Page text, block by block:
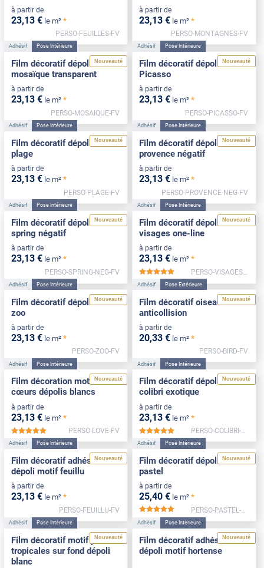
à partir de
23,13 € le m² *
PERSO-FEUILLES-FV
à partir de
23,13 € le m² *
PERSO-MONTAGNES-FV
Nouveauté
Adhésif Pose Intérieure
Film décoratif dépoli motif
mosaïque transparent
à partir de
23,13 € le m² *
PERSO-MOSAIQUE-FV
Nouveauté
Adhésif Pose Intérieure
Film décoratif dépoli motif
Picasso
à partir de
23,13 € le m² *
PERSO-PICASSO-FV
Nouveauté
Adhésif Pose Intérieure
Film décoratif dépoli motif
plage
à partir de
23,13 € le m² *
PERSO-PLAGE-FV
Nouveauté
Adhésif Pose Intérieure
Film décoratif dépoli motif
provence négatif
à partir de
23,13 € le m² *
PERSO-PROVENCE-NEG-FV
Nouveauté
Adhésif Pose Intérieure
Film décoratif dépoli motif
spring négatif
à partir de
23,13 € le m² *
PERSO-SPRING-NEG-FV
Nouveauté
Adhésif Pose Intérieure
Film décoratif dépoli motif
visages one-line
à partir de
23,13 € le m² *
*****
Nouveauté
Adhésif Pose Intérieure
Film décoratif dépoli motif
zoo
à partir de
23,13 € le m² *
PERSO-ZOO-FV
Nouveauté
Adhésif Pose Extérieure
Film décoratif oiseaux
anticollision
à partir de
20,33 € le m² *
PERSO-BIRD-FV
Nouveauté
Adhésif Pose Intérieure
Film décoration motif
cœurs dépolis blancs
à partir de
23,13 € le m² *
*****
PERSO-LOVE-FV
Nouveauté
Adhésif Pose Intérieure
Film décoratif dépoli motif
colibri exotique
à partir de
23,13 € le m² *
*****
PERSO-COLIBRI-FV
Nouveauté
Adhésif Pose Intérieure
Film décoratif adhésif
dépoli motif feuillu
à partir de
23,13 € le m² *
PERSO-FEUILLU-FV
Nouveauté
Adhésif Pose Intérieure
Film décoratif dépoli motif
pastel
à partir de
25,40 € le m² *
*****
PERSO-PASTEL-FV
Nouveauté
Adhésif Pose Intérieure
Film décoratif motif plantes
tropicales sur fond dépoli
blanc
Nouveauté
Adhésif Pose Intérieure
Film décoratif adhésif
dépoli motif hortense